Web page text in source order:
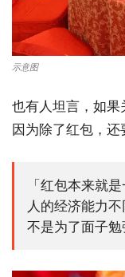
示意图
也有人坦言，如果
因为除了红包，还
「红包本来就
人的经济能力
不是为了面子勉